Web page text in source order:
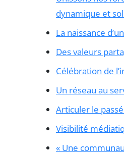
dynamique et
La naissance
Des valeurs
Célébration de
Un réseau au
Articuler le
Visibilité
« Une